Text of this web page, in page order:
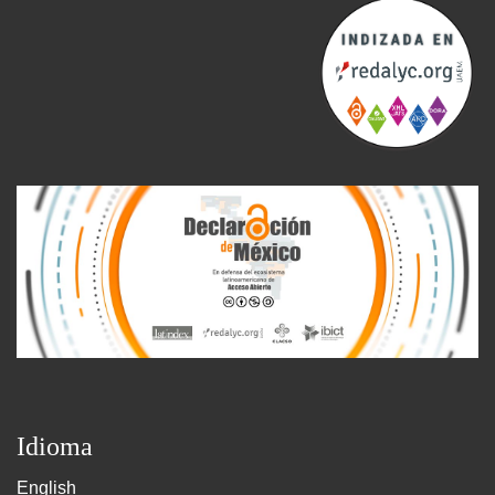
Idioma
English